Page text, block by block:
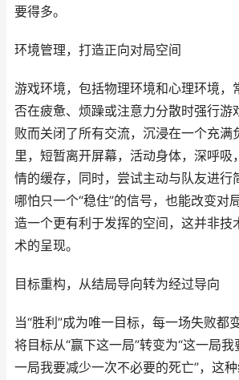
要得多。
环境管理，打造正向对局空间
游戏环境，包括物理环境和心理环境，
否在疲惫、烦躁或注意力分散时强行游
败而关闭了所有交流，沉浸在一个充满
里，短暂离开屏幕，活动身体，深呼吸
情的缓存，同时，尝试主动与队友进行
哪怕只一个“稳住”的信号，也能改变对
造一个更有利于发挥的空间，这并非技
术的呈现。
目标重构，从结局导向转为经过导向
当“胜利”成为唯一目标，每一场失败都
将目标从“赢下这一局”转变为“这一局我
一局我要减少一次不必要的死亡”，这种